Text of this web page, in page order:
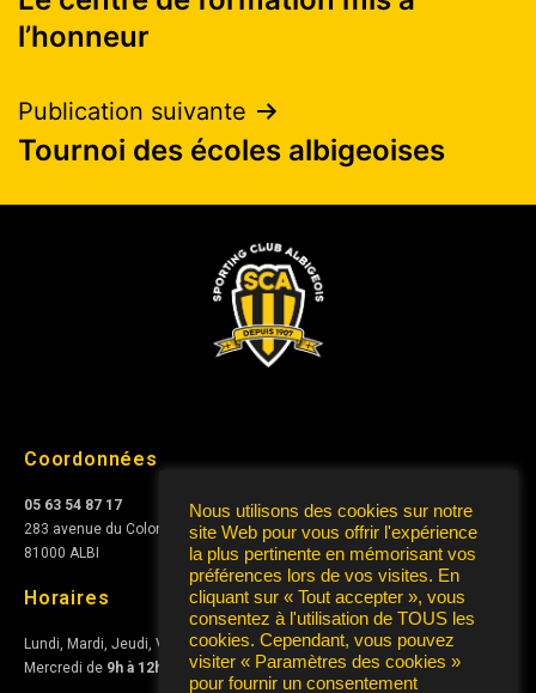
l’honneur
Publication suivante
Tournoi des écoles albigeoises
Coordonnées
05 63 54 87 17
283 avenue du Colonel Teyssier
81000 ALBI
Horaires
Lundi, Mardi, Jeudi, Vendredi de10h à 12het de15h à 17h
Mercredi de 9h à 12h
Nous utilisons des cookies sur notre
site Web pour vous offrir l'expérience
la plus pertinente en mémorisant vos
préférences lors de vos visites. En
cliquant sur « Tout accepter », vous
consentez à l'utilisation de TOUS les
cookies. Cependant, vous pouvez
visiter « Paramètres des cookies »
pour fournir un consentement